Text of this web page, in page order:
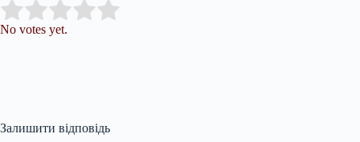
Rate this item:
No votes yet.
Залишити відповідь